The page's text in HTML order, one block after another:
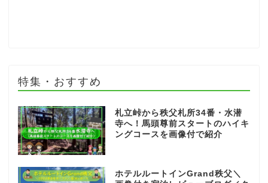
特集・おすすめ
札立峠から秩父札所34番・水潜
寺へ！馬頭尊前スタートのハイキ
ングコースを画像付で紹介
ホテルルートインGrand秩父＼